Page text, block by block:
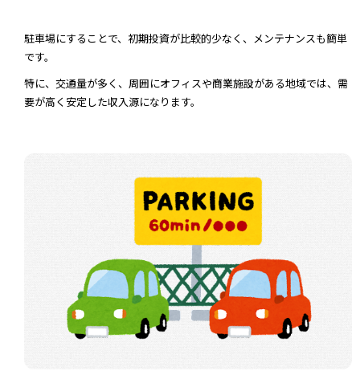
駐車場にすることで、初期投資が比較的少なく、メンテナンスも簡単
です。
特に、交通量が多く、周囲にオフィスや商業施設がある地域では、需
要が高く安定した収入源になります。